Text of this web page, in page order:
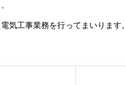
気工事業務を行ってまいります。